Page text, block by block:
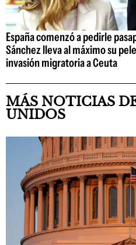
España comenzó a pedirle
Sánchez lleva al máximo su
invasión migratoria a Ceuta
MÁS NOTICIAS
UNIDOS